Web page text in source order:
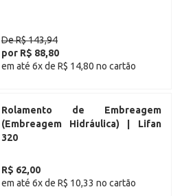
De R$ 143,94
por R$ 88,80
em até 6x de R$ 14,80 no cartão
Rolamento de Embreagem
(Embreagem Hidráulica) | Lifan
320
R$ 62,00
em até 6x de R$ 10,33 no cartão